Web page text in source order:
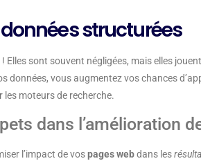
structurées
Elles sont souvent négligées, mais elles
données, vous augmentez vos chances
moteurs de recherche.
dans l’amélioration
l’impact de vospages webdans les